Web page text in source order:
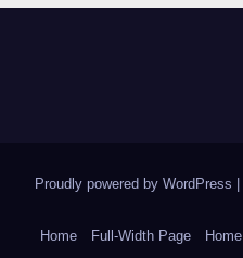
Proudly powered by WordPress
Home Full-Width Page Home